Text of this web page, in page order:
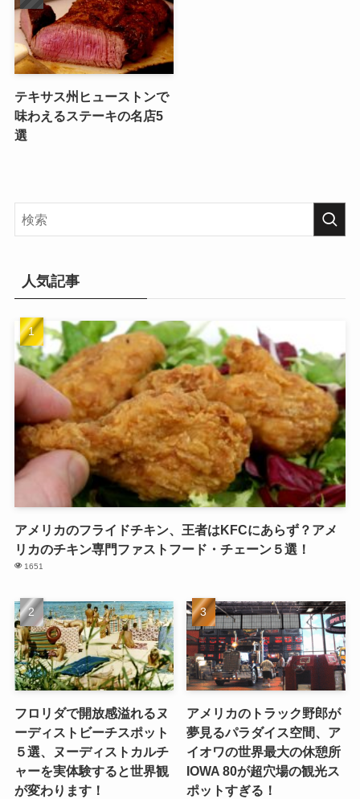
テキサス州ヒューストンで
味わえるステーキの名店5
選
人気記事
アメリカのフライドチキン、王者はKFCにあらず？アメ
リカのチキン専門ファストフード・チェーン５選！
1651
フロリダで開放感溢れるヌ
ーディストビーチスポット
５選、ヌーディストカルチ
ャーを実体験すると世界観
が変わります！
アメリカのトラック野郎が
夢見るパラダイス空間、ア
イオワの世界最大の休憩所
IOWA 80が超穴場の観光ス
ポットすぎる！